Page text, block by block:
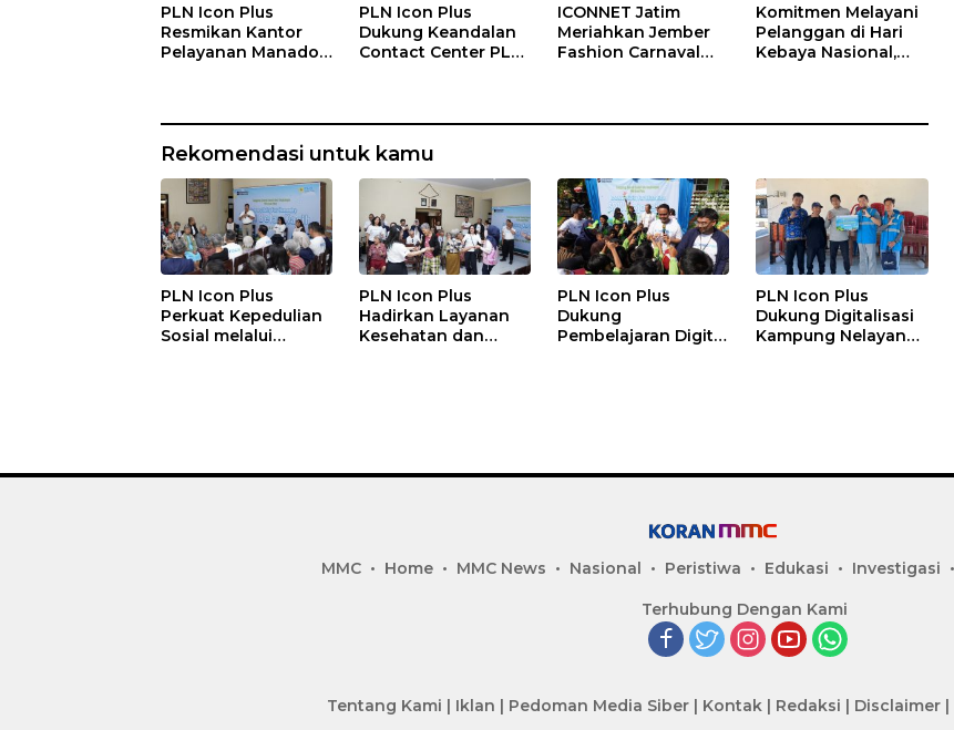
PLN Icon Plus
Resmikan Kantor
Pelayanan Manado,
PLN Icon Plus
Dukung Keandalan
Contact Center PLN
ICONNET Jatim
Meriahkan Jember
Fashion Carnaval
Pengalaman Digital
Komitmen Melayani
Pelanggan di Hari
Kebaya Nasional,
Sentuhan Budaya
Rekomendasi untuk kamu
PLN Icon Plus
Perkuat Kepedulian
Sosial melalui
PLN Icon Plus
Hadirkan Layanan
Kesehatan dan
PLN Icon Plus
Dukung
Pembelajaran Digital
PLN Icon Plus
Dukung Digitalisasi
Kampung Nelayan
MMC Home MMC News Nasional Peristiwa Edukasi Investigasi
Terhubung Dengan Kami
Tentang Kami | Iklan | Pedoman Media Siber| Kontak| Redaksi | Disclaimer|